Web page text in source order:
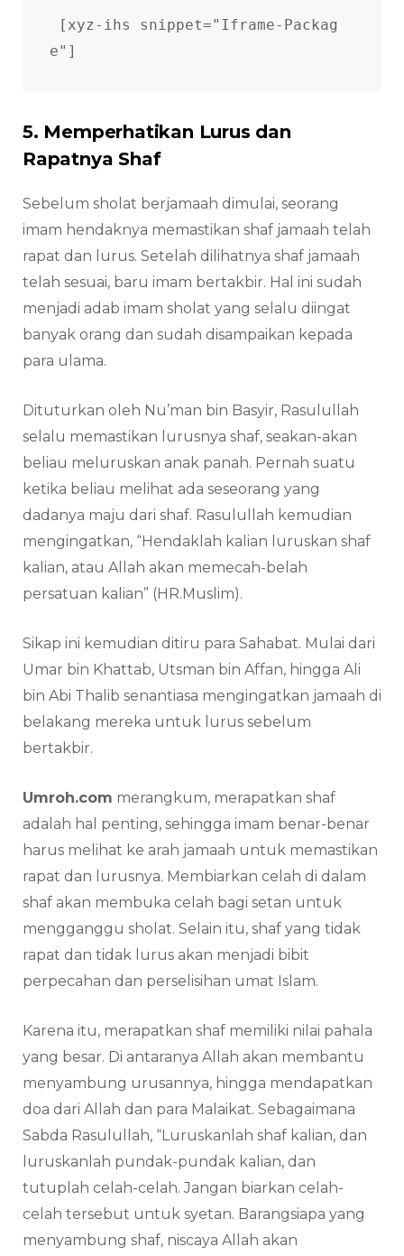
[xyz-ihs snippet="Iframe-Packag
e"]
5. Memperhatikan Lurus dan
Rapatnya Shaf
Sebelum sholat berjamaah dimulai, seorang
imam hendaknya memastikan shaf jamaah telah
rapat dan lurus. Setelah dilihatnya shaf jamaah
telah sesuai, baru imam bertakbir. Hal ini sudah
menjadi adab imam sholat yang selalu diingat
banyak orang dan sudah disampaikan kepada
para ulama.
Dituturkan oleh Nu’man bin Basyir, Rasulullah
selalu memastikan lurusnya shaf, seakan-akan
beliau meluruskan anak panah. Pernah suatu
ketika beliau melihat ada seseorang yang
dadanya maju dari shaf. Rasulullah kemudian
mengingatkan, “Hendaklah kalian luruskan shaf
kalian, atau Allah akan memecah-belah
persatuan kalian” (HR.Muslim).
Sikap ini kemudian ditiru para Sahabat. Mulai dari
Umar bin Khattab, Utsman bin Affan, hingga Ali
bin Abi Thalib senantiasa mengingatkan jamaah di
belakang mereka untuk lurus sebelum
bertakbir.
Umroh.com merangkum, merapatkan shaf
adalah hal penting, sehingga imam benar-benar
harus melihat ke arah jamaah untuk memastikan
rapat dan lurusnya. Membiarkan celah di dalam
shaf akan membuka celah bagi setan untuk
mengganggu sholat. Selain itu, shaf yang tidak
rapat dan tidak lurus akan menjadi bibit
perpecahan dan perselisihan umat Islam.
Karena itu, merapatkan shaf memiliki nilai pahala
yang besar. Di antaranya Allah akan membantu
menyambung urusannya, hingga mendapatkan
doa dari Allah dan para Malaikat. Sebagaimana
Sabda Rasulullah, “Luruskanlah shaf kalian, dan
luruskanlah pundak-pundak kalian, dan
tutuplah celah-celah. Jangan biarkan celah-
celah tersebut untuk syetan. Barangsiapa yang
menyambung shaf, niscaya Allah akan